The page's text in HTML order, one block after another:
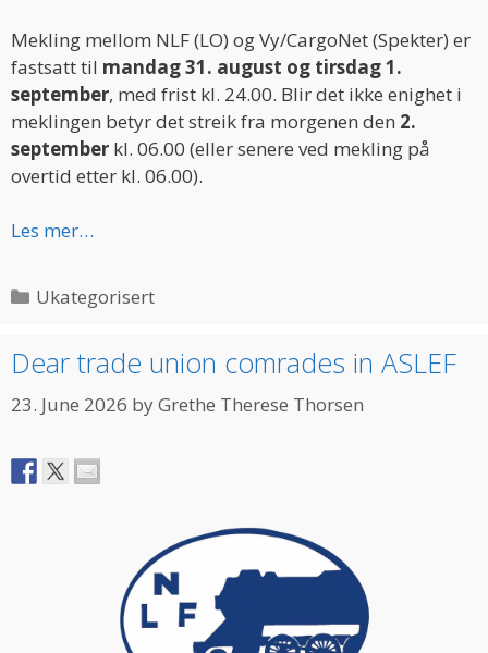
Mekling mellom NLF (LO) og Vy/CargoNet (Spekter) er
fastsatt til mandag 31. august og tirsdag 1.
september, med frist kl. 24.00. Blir det ikke enighet i
meklingen betyr det streik fra morgenen den 2.
september kl. 06.00 (eller senere ved mekling på
overtid etter kl. 06.00).
Les mer…
Categories
Ukategorisert
Dear trade union comrades in ASLEF
23. June 2026 byGrethe Therese Thorsen